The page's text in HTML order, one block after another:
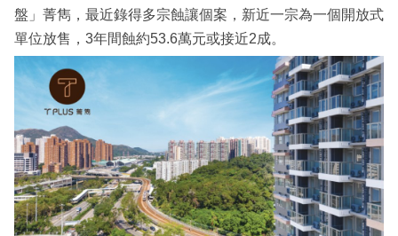
盤」菁雋，最近錄得多宗蝕讓個案，新近一宗為一個開放式
單位放售，3年間蝕約53.6萬元或接近2成。